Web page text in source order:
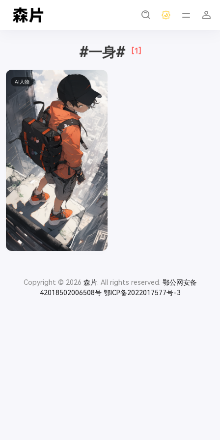
#一身# [1]
AI人物
Copyright © 2026 森片. All rights reserved. 鄂公网安备
42018502006508号 鄂ICP备2022017577号-3